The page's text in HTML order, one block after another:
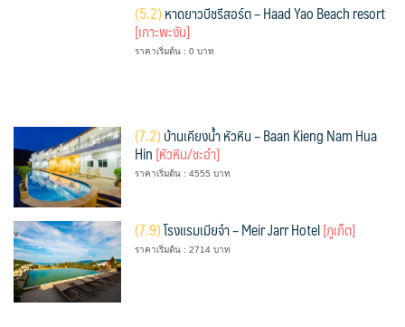
(5.2)หาดยาวบีชรีสอร์ต – Haad Yao Beach resort
[เกาะพะงัน]
ราคาเริ่มต้น : 0 บาท
(7.2)บ้านเคียงน้ำ หัวหิน – Baan Kieng Nam Hua
Hin[หัวหิน/ชะอำ]
ราคาเริ่มต้น : 4555 บาท
(7.9)โรงแรมเมียจ๋า – Meir Jarr Hotel[ภูเก็ต]
ราคาเริ่มต้น : 2714 บาท